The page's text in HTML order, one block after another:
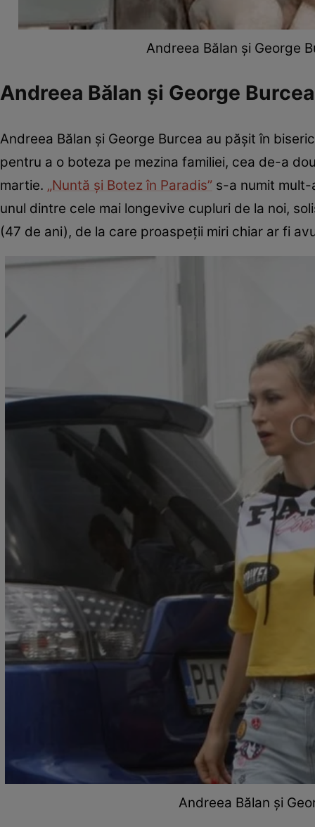
Andreea Bălan și George
Andreea Bălan și George
Andreea Bălan și George Burcea au pășit în
pentru a o boteza pe mezina familiei, cea de-a
martie. „Nuntă și Botez în Paradis” s-a numit
unul dintre cele mai longevive cupluri de la noi,
(47 de ani), de la care proaspeții miri chiar ar fi
Andreea Bălan și